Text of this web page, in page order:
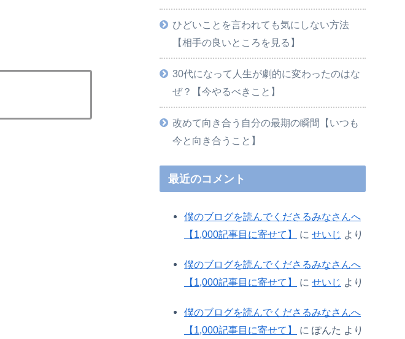
ひどいことを言われても気にしない方法
【相手の良いところを見る】
30代になって人生が劇的に変わったのはな
ぜ？【今やるべきこと】
改めて向き合う自分の最期の瞬間【いつも
今と向き合うこと】
最近のコメント
僕のブログを読んでくださるみなさんへ
【1,000記事目に寄せて】
に せいじ より
僕のブログを読んでくださるみなさんへ
【1,000記事目に寄せて】
に せいじ より
僕のブログを読んでくださるみなさんへ
【1,000記事目に寄せて】
に ぽんた より